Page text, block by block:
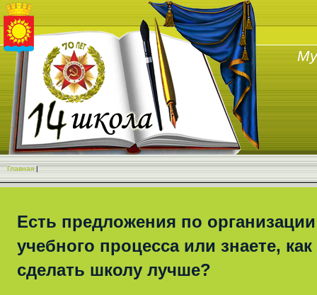
Главная |
Есть предложения по организации
учебного процесса или знаете, как
сделать школу лучше?